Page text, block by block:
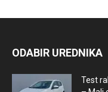
ODABIR UREDNIKA
Test